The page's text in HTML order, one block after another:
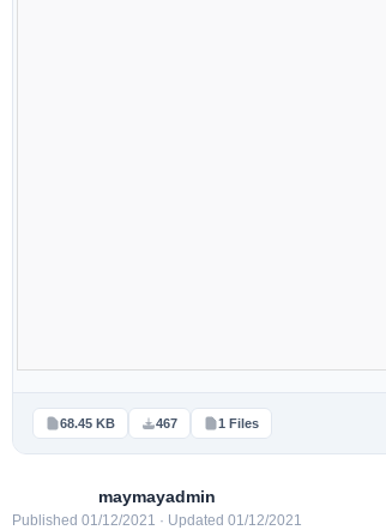
68.45 KB 467 1 Files
maymayadmin
Published 01/12/2021 · Updated 01/12/2021